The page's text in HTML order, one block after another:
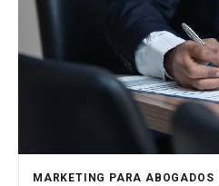
MARKETING PARA ABOGADOS